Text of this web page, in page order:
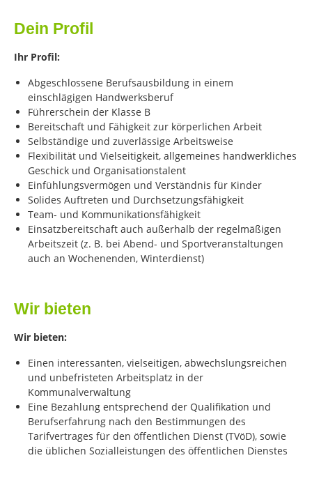
Dein Profil
Ihr Profil:
Abgeschlossene Berufsausbildung in einem
einschlägigen Handwerksberuf
Führerschein der Klasse B
Bereitschaft und Fähigkeit zur körperlichen Arbeit
Selbständige und zuverlässige Arbeitsweise
Flexibilität und Vielseitigkeit, allgemeines handwerkliches
Geschick und Organisationstalent
Einfühlungsvermögen und Verständnis für Kinder
Solides Auftreten und Durchsetzungsfähigkeit
Team- und Kommunikationsfähigkeit
Einsatzbereitschaft auch außerhalb der regelmäßigen
Arbeitszeit (z. B. bei Abend- und Sportveranstaltungen
auch an Wochenenden, Winterdienst)
Wir bieten
Wir bieten:
Einen interessanten, vielseitigen, abwechslungsreichen
und unbefristeten Arbeitsplatz in der
Kommunalverwaltung
Eine Bezahlung entsprechend der Qualifikation und
Berufserfahrung nach den Bestimmungen des
Tarifvertrages für den öffentlichen Dienst (TVöD), sowie
die üblichen Sozialleistungen des öffentlichen Dienstes